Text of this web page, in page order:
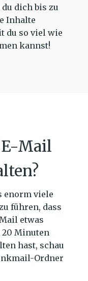
dich bis zu
Inhalte
du so viel wie
kannst!
Mail
enorm viele
führen, dass
etwas
20 Minuten
hast, schau
Ordner